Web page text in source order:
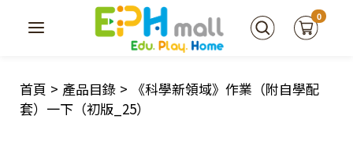
0
首頁 > 產品目錄 > 《科學新領域》作業（附自學配
套）一下（初版_25）